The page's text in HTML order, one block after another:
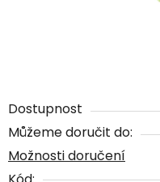
Dostupnost
Můžeme doručit do:
Možnosti doručení